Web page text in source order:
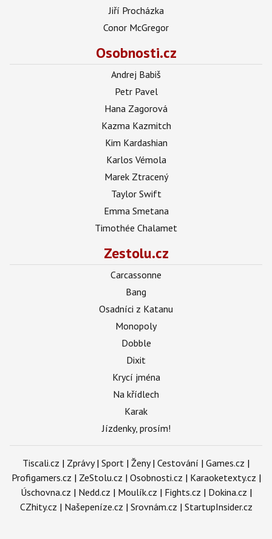
Jiří Procházka
Conor McGregor
Osobnosti.cz
Andrej Babiš
Petr Pavel
Hana Zagorová
Kazma Kazmitch
Kim Kardashian
Karlos Vémola
Marek Ztracený
Taylor Swift
Emma Smetana
Timothée Chalamet
Zestolu.cz
Carcassonne
Bang
Osadníci z Katanu
Monopoly
Dobble
Dixit
Krycí jména
Na křídlech
Karak
Jízdenky, prosím!
Tiscali.cz | Zprávy| Sport | Ženy| Cestování | Games.cz |
Profigamers.cz | ZeStolu.cz | Osobnosti.cz | Karaoketexty.cz |
Úschovna.cz | Nedd.cz | Moulík.cz | Fights.cz | Dokina.cz |
CZhity.cz | Našepeníze.cz | Srovnám.cz | StartupInsider.cz